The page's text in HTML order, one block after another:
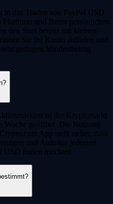
in das Traden von PayPal USD
und Ihrem persönlichen
den Start bereits mit kleinen
Sie Ihr Konto aufladen und
geringen Mindestbetrag
ist der Kryptomarkt
Woche geöffnet. Die Nutzung
App stellt sicher, dass
und Aufträge jederzeit
USD traden möchten.